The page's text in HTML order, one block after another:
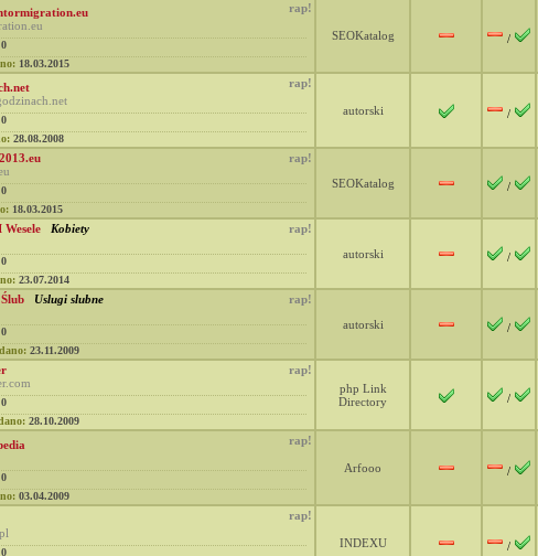
rap!
0
18.03.2015
SEOKatalog /
rap!
0
28.08.2008
autorski /
rap!
0
18.03.2015
SEOKatalog /
Kobiety
rap!
0
23.07.2014
autorski /
Uslugi slubne
rap!
0
23.11.2009
autorski /
rap!
0
28.10.2009
php Link
Directory
/
rap!
0
03.04.2009
Arfooo /
rap!
0
INDEXU /